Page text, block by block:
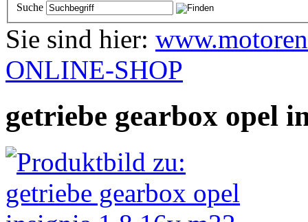
Suche
Sie sind hier:
ONLINE-SHOP
getriebe gearbox opel